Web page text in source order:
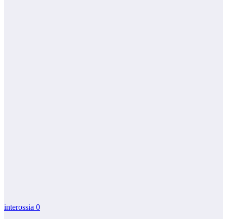
interossia 0